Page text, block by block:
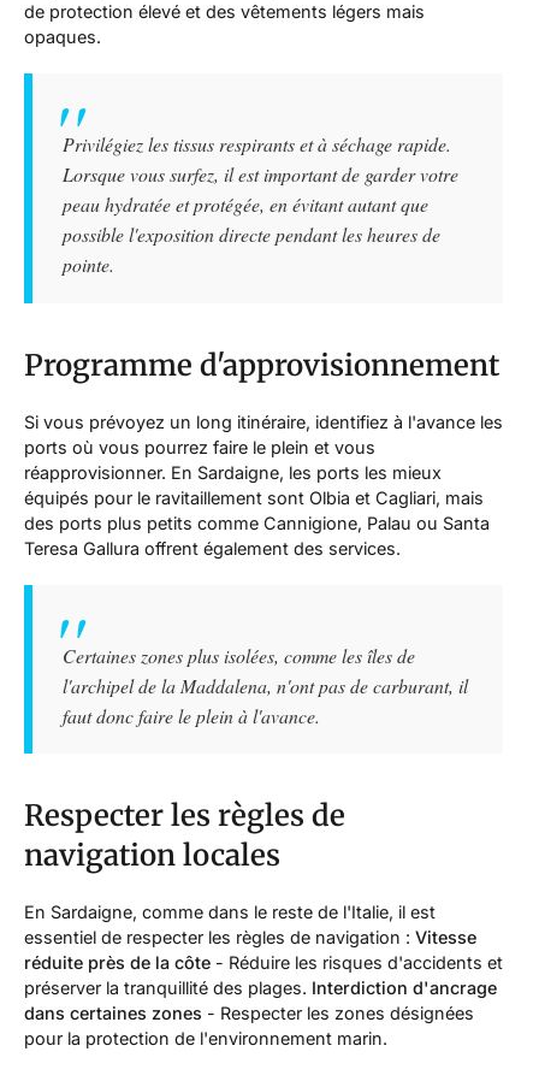
de protection élevé et des vêtements légers mais
opaques.
Privilégiez les tissus respirants et à séchage rapide.
Lorsque vous surfez, il est important de garder votre
peau hydratée et protégée, en évitant autant que
possible l'exposition directe pendant les heures de
pointe.
Programme d'approvisionnement
Si vous prévoyez un long itinéraire, identifiez à l'avance les
ports où vous pourrez faire le plein et vous
réapprovisionner. En Sardaigne, les ports les mieux
équipés pour le ravitaillement sont Olbia et Cagliari, mais
des ports plus petits comme Cannigione, Palau ou Santa
Teresa Gallura offrent également des services.
Certaines zones plus isolées, comme les îles de
l'archipel de la Maddalena, n'ont pas de carburant, il
faut donc faire le plein à l'avance.
Respecter les règles de
navigation locales
En Sardaigne, comme dans le reste de l'Italie, il est
essentiel de respecter les règles de navigation : Vitesse
réduite près de la côte - Réduire les risques d'accidents et
préserver la tranquillité des plages. Interdiction d'ancrage
dans certaines zones - Respecter les zones désignées
pour la protection de l'environnement marin.